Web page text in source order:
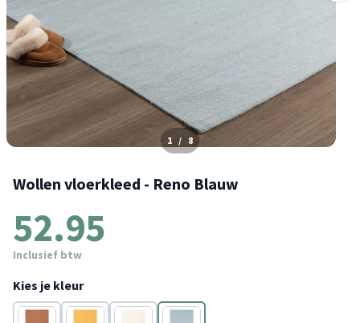
1 / 8
Wollen vloerkleed - Reno Blauw
52.95
Inclusief btw
Kies je kleur